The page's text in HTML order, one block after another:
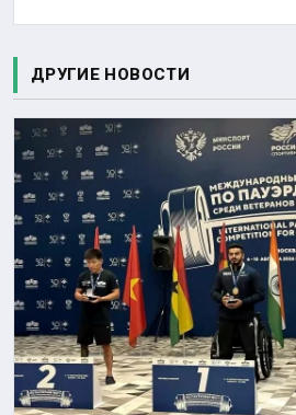
ДРУГИЕ НОВОСТИ